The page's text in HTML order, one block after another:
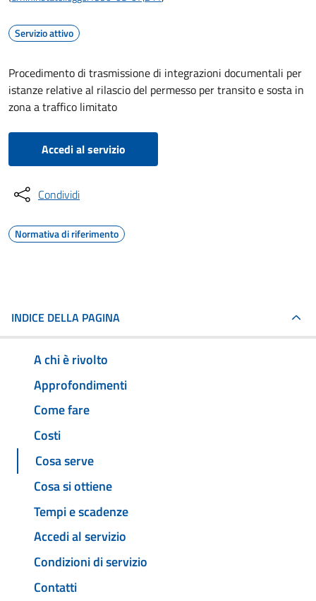
Servizio attivo
Procedimento di trasmissione di integrazioni documentali per
istanze relative al rilascio del permesso per transito e sosta in
zona a traffico limitato
Accedi al servizio
Condividi
Normativa di riferimento
INDICE DELLA PAGINA
A chi è rivolto
Approfondimenti
Come fare
Costi
Cosa serve
Cosa si ottiene
Tempi e scadenze
Accedi al servizio
Condizioni di servizio
Contatti